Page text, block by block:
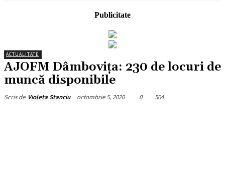
Publicitate
ACTUALITATE
AJOFM Dâmboviţa: 230 de locuri de
muncă disponibile
Scris de Violeta Stanciu octombrie 5, 2020 0 504